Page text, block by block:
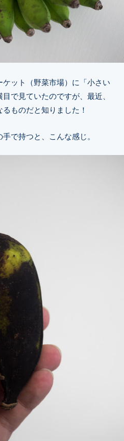
ット（野菜市場）に「小さい
で見ていたのですが、最近、
るものだと知りました！
で持つと、こんな感じ。